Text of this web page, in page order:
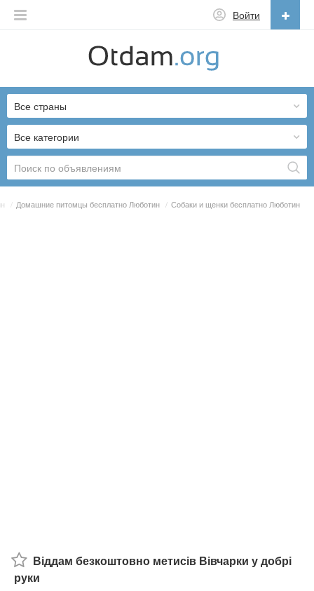
Войти
English
Русский
Українська
Все категории
Все страны
Домашние питомцы бесплатно Люботин / Собаки и щенки бесплатно Люботин
Віддам безкоштовно метисів Вівчарки у добрі
руки